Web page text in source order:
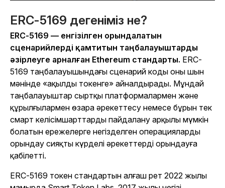
ERC-5169 дегеніміз не?
ERC-5169 — енгізілген орындалатын
сценарийлерді қамтитын таңбалауыштарды
әзірлеуге арналған Ethereum стандарты. ERC-
5169 таңбалауышындағы сценарий коды оны шын
мәнінде «ақылды токенге» айналдырады. Мұндай
таңбалауыштар сыртқы платформалармен және
құрылғылармен өзара әрекеттесу немесе бұрын тек
смарт келісімшарттарды пайдалану арқылы мүмкін
болатын ережелерге негізделген операцияларды
орындау сияқты күрделі әрекеттерді орындауға
қабілетті.
ERC-5169 токен стандартын алғаш рет 2022 жылы